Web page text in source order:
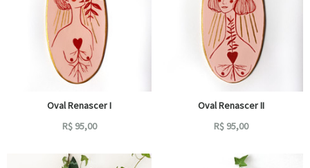
Oval Renascer I
R$ 95,00
Oval Renascer II
R$ 95,00